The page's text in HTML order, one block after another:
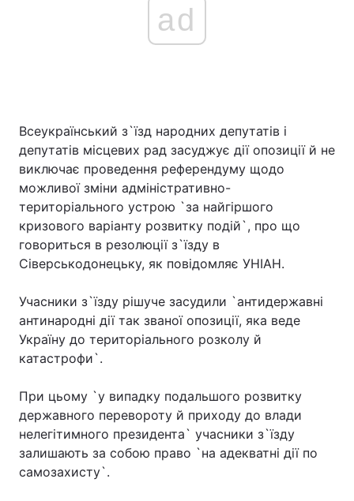
Україна Політика
Економіка Світ
ad
Всеукраїнський з`їзд народних депутатів і
депутатів місцевих рад засуджує дії опозиції й не
виключає проведення референдуму щодо
можливої зміни адміністративно-
територіального устрою `за найгіршого
кризового варіанту розвитку подій`, про що
говориться в резолюції з`їзду в
Сіверськодонецьку, як повідомляє УНІАН.
Учасники з`їзду рішуче засудили `антидержавні
антинародні дії так званої опозиції, яка веде
Україну до територіального розколу й
катастрофи`.
При цьому `у випадку подальшого розвитку
державного перевороту й приходу до влади
нелегітимного президента` учасники з`їзду
залишають за собою право `на адекватні дії по
самозахисту`.